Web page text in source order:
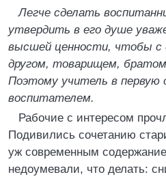
Легче сделать
утвердить в его душе
высшей ценности, чтобы с
другом, товарищем, братом
Поэтому учитель в первую
воспитателем.
Рабочие с интересом
Подивились сочетанию
уж современным
недоумевали, что делать: